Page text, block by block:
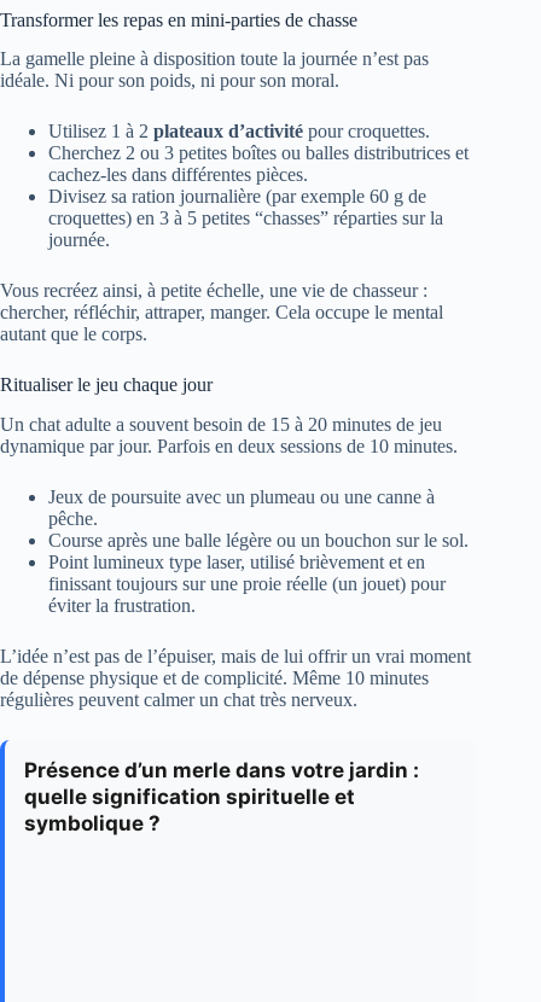
Transformer les repas en mini-parties de chasse
La gamelle pleine à disposition toute la journée n’est pas
idéale. Ni pour son poids, ni pour son moral.
Utilisez 1 à 2 plateaux d’activité pour croquettes.
Cherchez 2 ou 3 petites boîtes ou balles distributrices et
cachez-les dans différentes pièces.
Divisez sa ration journalière (par exemple 60 g de
croquettes) en 3 à 5 petites “chasses” réparties sur la
journée.
Vous recréez ainsi, à petite échelle, une vie de chasseur :
chercher, réfléchir, attraper, manger. Cela occupe le mental
autant que le corps.
Ritualiser le jeu chaque jour
Un chat adulte a souvent besoin de 15 à 20 minutes de jeu
dynamique par jour. Parfois en deux sessions de 10 minutes.
Jeux de poursuite avec un plumeau ou une canne à
pêche.
Course après une balle légère ou un bouchon sur le sol.
Point lumineux type laser, utilisé brièvement et en
finissant toujours sur une proie réelle (un jouet) pour
éviter la frustration.
L’idée n’est pas de l’épuiser, mais de lui offrir un vrai moment
de dépense physique et de complicité. Même 10 minutes
régulières peuvent calmer un chat très nerveux.
Présence d’un merle dans votre jardin :
quelle signification spirituelle et
symbolique ?